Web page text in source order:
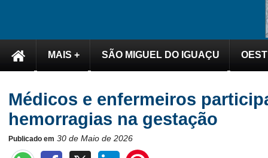
MAIS + SÃO MIGUEL DO IGUAÇU
Médicos e enfermeiros
hemorragias na gestação
Publicado em 30 de Maio de 2026